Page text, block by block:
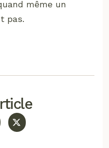
même un
pas.